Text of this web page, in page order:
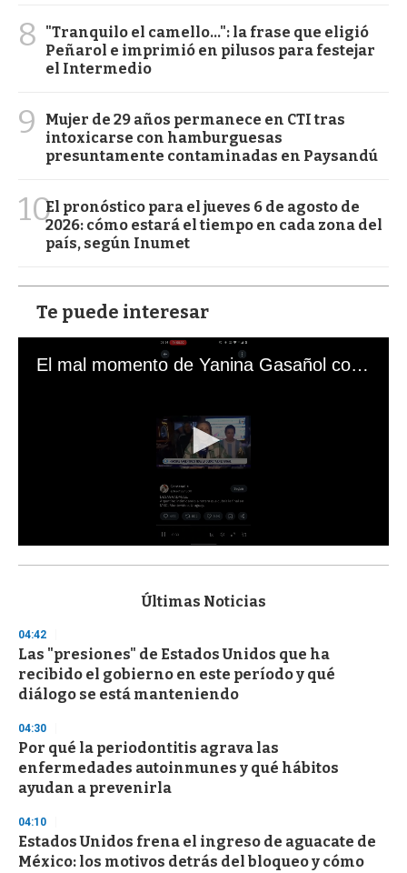
8
"Tranquilo el camello...": la frase que eligió
Peñarol e imprimió en pilusos para festejar
el Intermedio
9
Mujer de 29 años permanece en CTI tras
intoxicarse con hamburguesas
presuntamente contaminadas en Paysandú
10El pronóstico para el jueves 6 de agosto de
2026: cómo estará el tiempo en cada zona del
país, según Inumet
Te puede interesar
El mal momento de Yanina Gasañol con un hincha argentino en "Subrayado"
s
d
s
o
f
3
s
e
c
o
n
Últimas Noticias
04:42
Las "presiones" de Estados Unidos que ha
recibido el gobierno en este período y qué
diálogo se está manteniendo
04:30
Por qué la periodontitis agrava las
enfermedades autoinmunes y qué hábitos
ayudan a prevenirla
04:10
Estados Unidos frena el ingreso de aguacate de
México: los motivos detrás del bloqueo y cómo